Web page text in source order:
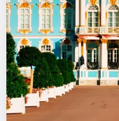
Площадки
Артисты
Рейтинги